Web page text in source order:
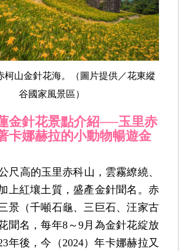
柯山金針花海。（圖片提供／花東縱
谷國家風景區）
金針花景點介紹──玉里赤
卡娜赫拉的小動物暢遊金
尺高的玉里赤科山，雲霧繚繞、
上紅壤土質，盛產金針聞名。赤
景（千噸石龜、三巨石、汪家古
聞名，每年8～9月為金針花綻放
年後，今（2024）年卡娜赫拉又